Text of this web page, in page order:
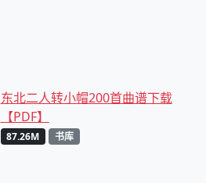
东北二人转小帽200首曲谱下载
【PDF】
87.26M 书库